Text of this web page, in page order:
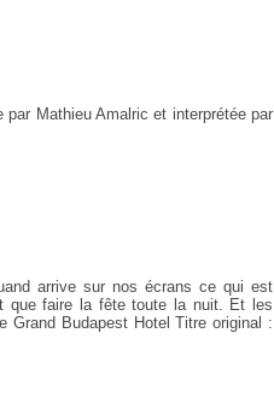
Mathieu Amalric et interprétée par
arrive sur nos écrans ce qui est
que faire la fête toute la nuit. Et les
Budapest Hotel Titre original :